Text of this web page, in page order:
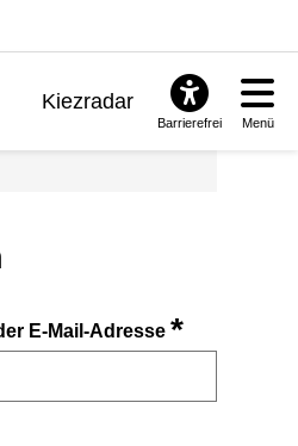
Kiezradar
Barrierefrei Menü
E-Mail-Adresse*